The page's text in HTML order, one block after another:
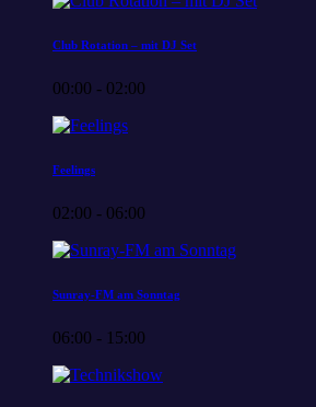
Club Rotation – mit DJ Set
00:00 - 02:00
Feelings
02:00 - 06:00
Sunray-FM am Sonntag
06:00 - 15:00